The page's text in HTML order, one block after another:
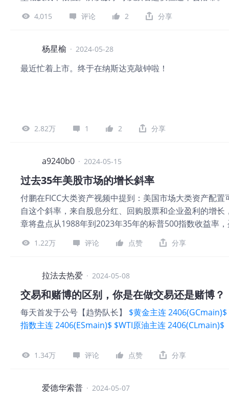
怕主营业务收入都会是汽车，不可能变成人形机器人，
收主要在汽车业务，就无法摆脱目前的电动汽车产能
4,015 评论 2 分享
杨星榆 · 2024-05-28
最近忙着上市。终于在纳斯达克敲钟啦！
2.82万 1 2 分享
a9240b0 · 2024-05-15
过去35年美股市场的增长斜率
付鹏在FICC大类资产视频中提到：美国市场大类资产配
自这个斜率，来自股息分红、回购股票和企业盈利的增
章将盘点从1988年到2023年35年的标普500指数收益率
供的EPS数据从1988年开始），35年涵盖了2000年互
年标普500收益率 (1)标普500从1988年底的277.72涨到
指数增长73%是盈利贡献的 （3）分红：平均分红率
长斜率。 （4）估值增长：标普500 TTM PE从1988年
27%。估值根据不同的坏境波动非常大：从年度曲线看
增长，EPS增长和估值扩张 图片 总结 （1）从过去35年
（2）EPS是标普500盈利的主要来源，贡献了73%，盯
1.22万 评论 点赞 分享
拉法去热爱 · 2024-05-08
交易和赌博的区别，你是在做交易还是赌博？
每天首发于公号【趋势队长】 $黄金主连 2406(GCmain)$
指数主连 2406(ESmain)$ $WTI原油主连 2406(CLmain)$
1.34万 评论 点赞 分享
爱德华索普 · 2024-05-07